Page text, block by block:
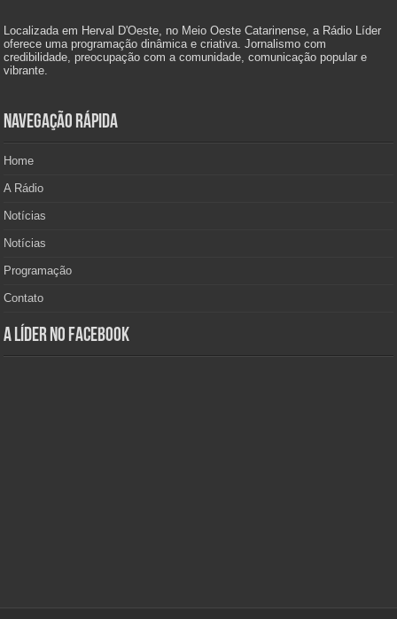
Localizada em Herval D'Oeste, no Meio Oeste Catarinense, a Rádio Líder
oferece uma programação dinâmica e criativa. Jornalismo com
credibilidade, preocupação com a comunidade, comunicação popular e
vibrante.
Navegação Rápida
Home
A Rádio
Notícias
Notícias
Programação
Contato
A Líder no Facebook